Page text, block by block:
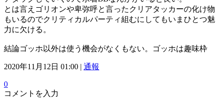
とは言えゴリオンや卑弥呼と言ったクリアタッカーの化け物
もいるのでクリティカルパーティ組むにしてもいまひとつ魅
力に欠ける。
結論ゴッホ以外は使う機会がなくもない。ゴッホは趣味枠
2020年11月12日 01:00 | 通報
0
コメントを入力